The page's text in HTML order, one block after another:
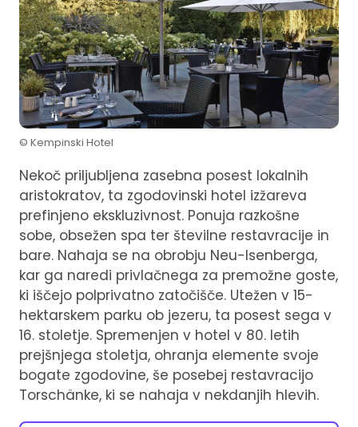
© Kempinski Hotel
Nekoč priljubljena zasebna posest lokalnih
aristokratov, ta zgodovinski hotel izžareva
prefinjeno ekskluzivnost. Ponuja razkošne
sobe, obsežen spa ter številne restavracije in
bare. Nahaja se na obrobju Neu-Isenberga,
kar ga naredi privlačnega za premožne goste,
ki iščejo polprivatno zatočišče. Utežen v 15-
hektarskem parku ob jezeru, ta posest sega v
16. stoletje. Spremenjen v hotel v 80. letih
prejšnjega stoletja, ohranja elemente svoje
bogate zgodovine, še posebej restavracijo
Torschänke, ki se nahaja v nekdanjih hlevih.